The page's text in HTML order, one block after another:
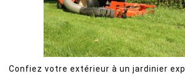
Confiez votre extérieur à un jardinier